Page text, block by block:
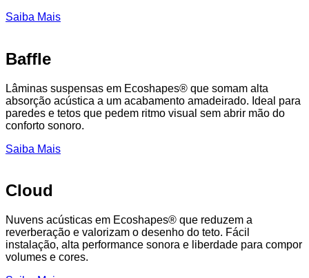
Saiba Mais
Baffle
Lâminas suspensas em Ecoshapes® que somam alta
absorção acústica a um acabamento amadeirado. Ideal para
paredes e tetos que pedem ritmo visual sem abrir mão do
conforto sonoro.
Saiba Mais
Cloud
Nuvens acústicas em Ecoshapes® que reduzem a
reverberação e valorizam o desenho do teto. Fácil
instalação, alta performance sonora e liberdade para compor
volumes e cores.